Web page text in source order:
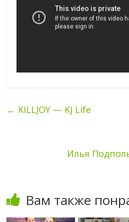
← KILLJOY — KJ Life
Илья
Вам также